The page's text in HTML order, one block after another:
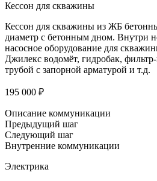
Кессон для скважины
Кессон для скважины из ЖБ
диаметр с бетонным дном. Внутри
насосное оборудование для
Джилекс водомёт, гидробак,
трубой с запорной арматурой и т.д.
195 000 ₽
Описание коммуникации
Предыдущий шаг
Следующий шаг
Внутренние коммуникации
Электрика